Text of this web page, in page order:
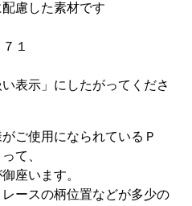
慮した素材です
１
表示」にしたがってくださ
ご使用になられているＰ
て、
座います。
ースの柄位置などが多少の